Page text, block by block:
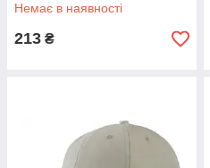
Немає в наявності
213 ₴